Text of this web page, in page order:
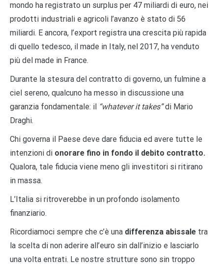
mondo ha registrato un surplus per 47 miliardi di euro, nei
prodotti industriali e agricoli l’avanzo è stato di 56
miliardi. E ancora, l’export registra una crescita più rapida
di quello tedesco, il made in Italy, nel 2017, ha venduto
più del made in France.
Durante la stesura del contratto di governo, un fulmine a
ciel sereno, qualcuno ha messo in discussione una
garanzia fondamentale: il “whatever it takes”di Mario
Draghi.
Chi governa il Paese deve dare fiducia ed avere tutte le
intenzioni di onorare fino in fondo il debito contratto.
Qualora, tale fiducia viene meno gli investitori si ritirano
in massa.
L’Italia si ritroverebbe in un profondo isolamento
finanziario.
Ricordiamoci sempre che c’è una differenza abissale tra
la scelta di non aderire all’euro sin dall’inizio e lasciarlo
una volta entrati. Le nostre strutture sono sin troppo